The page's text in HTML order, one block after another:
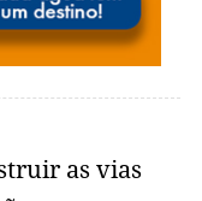
as vias